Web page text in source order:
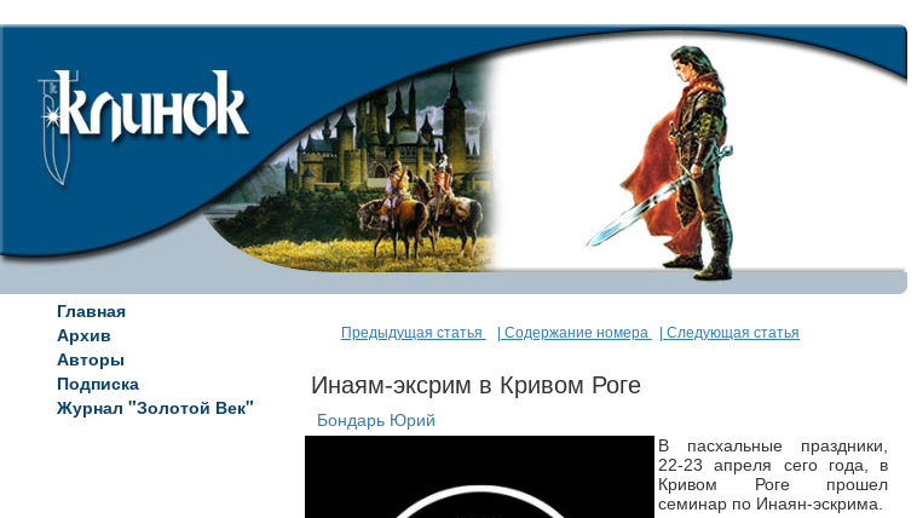
Главная
Архив
Авторы
Подписка
Журнал "Золотой Век"
Предыдущая статья | Содержание номера | Следующая статья
Инаям-эксрим в Кривом Роге
Бондарь Юрий
В пасхальные праздники,
22-23 апреля сего года, в
Кривом Роге прошел
семинар по Инаян-эскрима.